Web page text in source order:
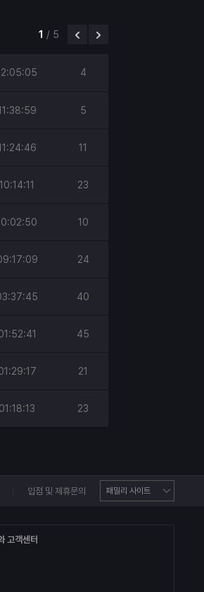
1 / 5
4
5
11
10:14:11 23
10
24
40
45
21
01:18:13 23
입점 및 제휴문의
고객센터